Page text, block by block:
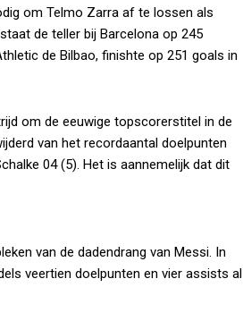
om Telmo Zarra af te lossen als
de teller bij Barcelona op 245
de Bilbao, finishte op 251 goals in
om de eeuwige topscorerstitel in de
van het recordaantal doelpunten
04 (5). Het is aannemelijk dat dit
van de dadendrang van Messi. In
veertien doelpunten en vier assists al